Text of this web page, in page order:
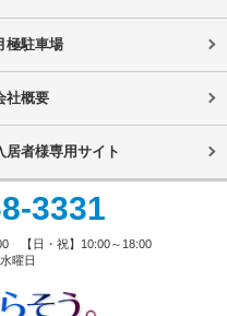
極駐車場
社概要
居者様専用サイト
3331
【日・祝】10:00～18:00
曜日